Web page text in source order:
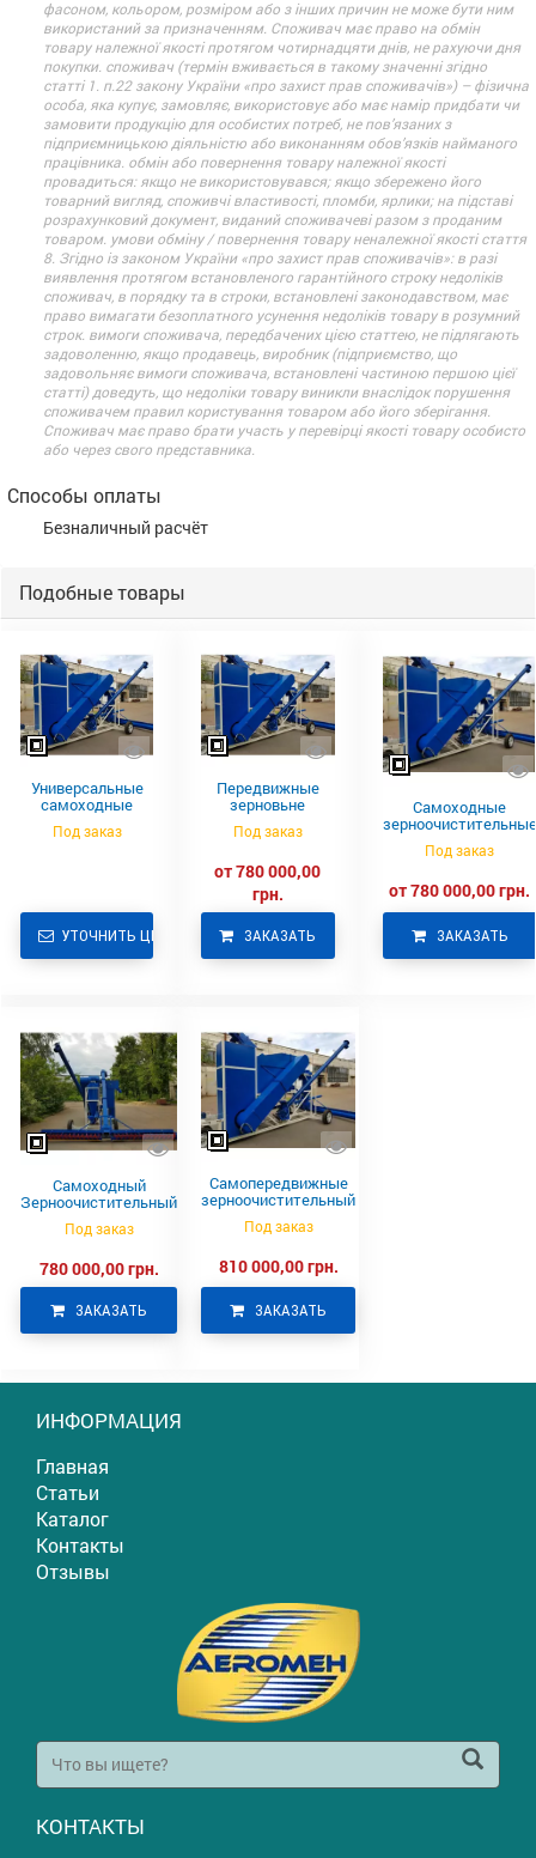
фасоном, кольором, розміром або з інших причин не може бути ним
використаний за призначенням. Споживач має право на обмін
товару належної якості протягом чотирнадцяти днів, не рахуючи дня
покупки. споживач (термін вживається в такому значенні згідно
статті 1. п.22 закону України «про захист прав споживачів») – фізична
особа, яка купує, замовляє, використовує або має намір придбати чи
замовити продукцію для особистих потреб, не пов’язаних з
підприємницькою діяльністю або виконанням обов’язків найманого
працівника. обмін або повернення товару належної якості
провадиться: якщо не використовувався; якщо збережено його
товарний вигляд, споживчі властивості, пломби, ярлики; на підставі
розрахунковий документ, виданий споживачеві разом з проданим
товаром. умови обміну / повернення товару неналежної якості стаття
8. Згідно із законом України «про захист прав споживачів»: в разі
виявлення протягом встановленого гарантійного строку недоліків
споживач, в порядку та в строки, встановлені законодавством, має
право вимагати безоплатного усунення недоліків товару в розумний
строк. вимоги споживача, передбачених цією статтею, не підлягають
задоволенню, якщо продавець, виробник (підприємство, що
задовольняє вимоги споживача, встановлені частиною першою цієї
статті) доведуть, що недоліки товару виникли внаслідок порушення
споживачем правил користування товаром або його зберігання.
Споживач має право брати участь у перевірці якості товару особисто
або через свого представника.
Способы оплаты
Безналичный расчёт
Подобные товары
Универсальные
самоходные
очистки зерна
Под заказ
УТОЧНИТЬ ЦЕНУ
Передвижные
зерновьне
комплексы СЗК-
САД-10, СЗК-
Под заказ
от 780 000,00
грн.
ЗАКАЗАТЬ
Самоходные
зерноочистительные
комплексы СЗК-
САД-10, СЗК-САД-15
Под заказ
от 780 000,00 грн.
ЗАКАЗАТЬ
Самоходный
Зерноочистительный
Комплекс СЗК-
САД-10
Под заказ
780 000,00 грн.
ЗАКАЗАТЬ
Самопередвижные
зерноочистительный
комплекс СЗК-
САД-15
Под заказ
810 000,00 грн.
ЗАКАЗАТЬ
ИНФОРМАЦИЯ
Главная
Статьи
Каталог
Контакты
Отзывы
КОНТАКТЫ